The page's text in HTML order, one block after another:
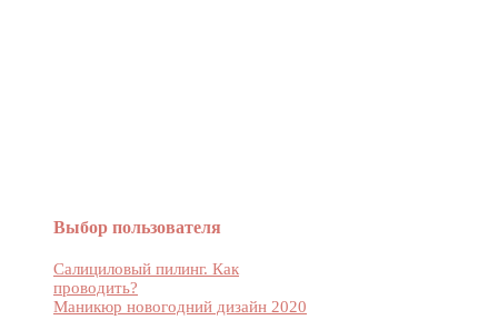
Выбор пользователя
Салициловый пилинг. Как
проводить?
Маникюр новогодний дизайн 2020